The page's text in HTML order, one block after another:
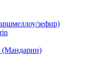
зефир)
(Мандарин)